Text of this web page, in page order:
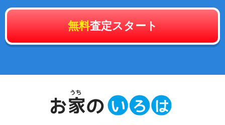
無料査定スタート